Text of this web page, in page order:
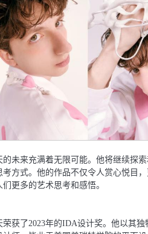
未来充满着⽆限可能。他将继续探
⽅式。他的作品不仅令⼈赏⼼悦⽬
更多的艺术思考和感悟。
获了2023年的IDA设计奖。他以其